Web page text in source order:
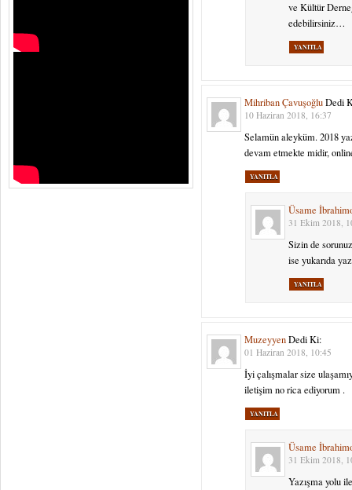
ve Kültür
edebilirsiniz…
YANITLA
Mihriban Çavuşoğlu Dedi
10 Haziran 2018, 16:37
Selamün aleyküm. 2018
devam etmekte midir,
YANITLA
Üsame
31 Ekim 2018,
Sizin de
ise yukarıda
YANITLA
Muzeyyen Dedi Ki:
01 Haziran 2018, 10:45
İyi çalışmalar size
iletişim no rica ediyorum .
YANITLA
Üsame
31 Ekim 2018,
Yazışma yolu